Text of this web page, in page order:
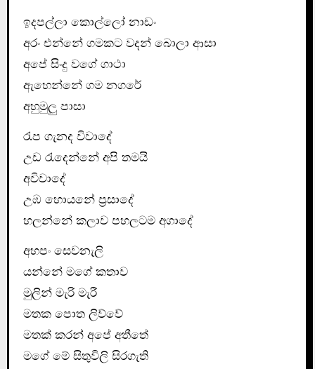
ඉදපල්ලා කොල්ලෝ නාඩං
අරං එන්නේ ගමකට වදන් බොලා ආසා
අපේ සිංදු වගේ ගාථා
ඇහෙන්නේ ගම නගරේ
අහුමුලු පාසා
රැප ගැනද විවාදේ
උඩ රැදෙන්නේ අපි තමයි
අවිවාදේ
උඹ හොයනේ ප්‍රසාදේ
හලන්නේ කලාව පහලටම අගාදේ
අහපං සෙවනැලි
යන්නේ මගේ කතාව
මුලින් මැරි මැරී
මතක පොත ලිව්වේ
මතක් කරන් අපේ අතීතේ
මගේ මේ සිතුවිලි සිරගැති